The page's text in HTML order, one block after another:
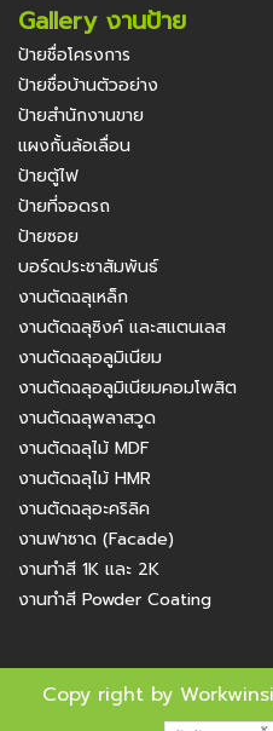
Gallery งานป้าย
ป้ายชื่อโครงการ
ป้ายชื่อบ้านตัวอย่าง
ป้ายสำนักงานขาย
แผงกั้นล้อเลื่อน
ป้ายตู้ไฟ
ป้ายที่จอดรถ
ป้ายซอย
บอร์ดประชาสัมพันธ์
งานตัดฉลุเหล็ก
งานตัดฉลุซิงค์ และสแตนเลส
งานตัดฉลุอลูมิเนียม
งานตัดฉลุอลูมิเนียมคอมโพสิต
งานตัดฉลุพลาสวูด
งานตัดฉลุไม้ MDF
งานตัดฉลุไม้ HMR
งานตัดฉลุอะคริลิค
งานฟาซาด (Facade)
งานทำสี 1K และ 2K
งานทำสี Powder Coating
Copy right by